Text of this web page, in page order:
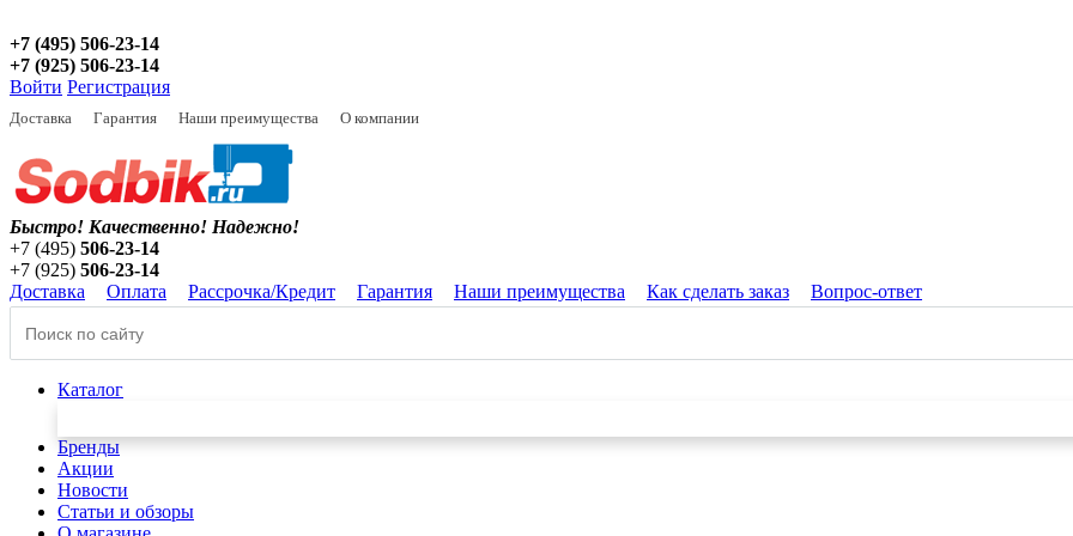
+7 (495) 506-23-14
+7 (925) 506-23-14
Войти Регистрация
Доставка Гарантия Наши преимущества О компании
Быстро! Качественно! Надежно!
+7 (495) 506-23-14
+7 (925) 506-23-14
Доставка
Оплата Рассрочка/Кредит Гарантия Наши преимущества Как сделать заказ Вопрос-ответ
Каталог
Бренды
Акции
Новости
Статьи и обзоры